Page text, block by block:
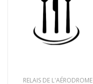
RELAIS DE L'AÉRODROME